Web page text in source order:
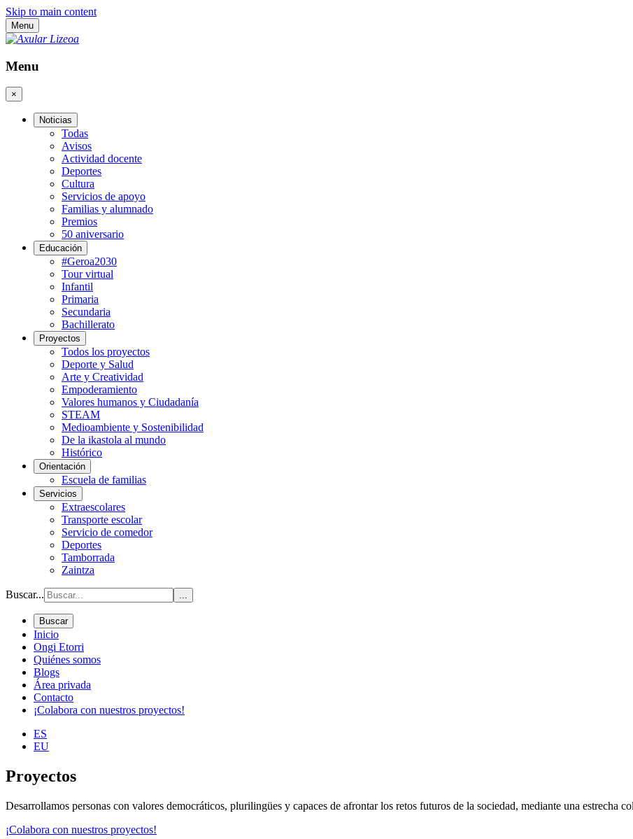
Skip to main content
Menu
Menu
×
Noticias
Todas
Avisos
Actividad docente
Deportes
Cultura
Servicios de apoyo
Familias y alumnado
Premios
50 aniversario
Educación
#Geroa2030
Tour virtual
Infantil
Primaria
Secundaria
Bachillerato
Proyectos
Todos los proyectos
Deporte y Salud
Arte y Creatividad
Empoderamiento
Valores humanos y Ciudadanía
STEAM
Medioambiente y Sostenibilidad
De la ikastola al mundo
Histórico
Orientación
Escuela de familias
Servicios
Extraescolares
Transporte escolar
Servicio de comedor
Deportes
Tamborrada
Zaintza
Buscar... ...
Buscar
Inicio
Ongi Etorri
Quiénes somos
Blogs
Área privada
Contacto
¡Colabora con nuestros proyectos!
ES
EU
Proyectos
Desarrollamos personas con valores democráticos, plurilingües y capaces de afrontar los retos futuros de la sociedad, mediante una estrecha
¡Colabora con nuestros proyectos!